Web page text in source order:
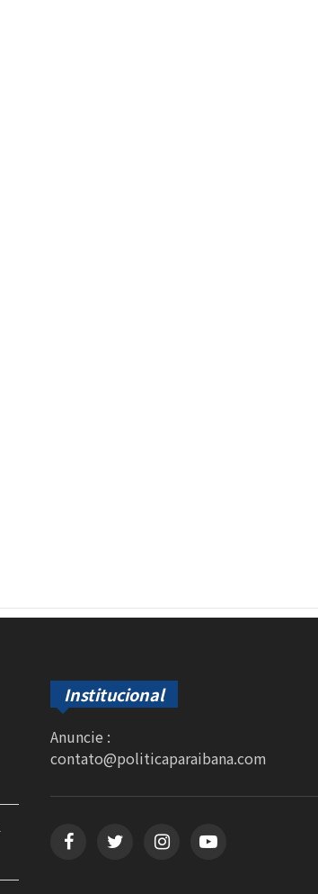
Institucional
Anuncie :
contato@politicaparaibana.com